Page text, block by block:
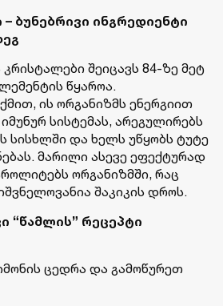
ბუნებრივი ინგრედიენტი
შეიცავს 84-ზე მეტ
წყაროა.
ის ორგანიზმს ენერგიით
სისტემას, არეგულირებს
სისხლში და ხელს უწყობს ტუტე
მარილი ასევე ეფექტურად
ორგანიზმში, რაც
შაკიკის დროს.
“წამლის” რეცეპტი
ცედრა და გამოწურეთ